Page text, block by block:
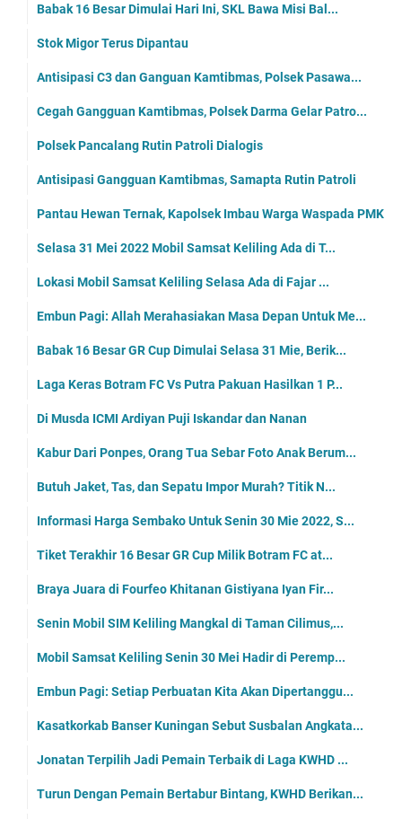
Babak 16 Besar Dimulai Hari Ini, SKL Bawa Misi Bal...
Stok Migor Terus Dipantau
Antisipasi C3 dan Ganguan Kamtibmas, Polsek Pasawa...
Cegah Gangguan Kamtibmas, Polsek Darma Gelar Patro...
Polsek Pancalang Rutin Patroli Dialogis
Antisipasi Gangguan Kamtibmas, Samapta Rutin Patroli
Pantau Hewan Ternak, Kapolsek Imbau Warga Waspada PMK
Selasa 31 Mei 2022 Mobil Samsat Keliling Ada di T...
Lokasi Mobil Samsat Keliling Selasa Ada di Fajar ...
Embun Pagi: Allah Merahasiakan Masa Depan Untuk Me...
Babak 16 Besar GR Cup Dimulai Selasa 31 Mie, Berik...
Laga Keras Botram FC Vs Putra Pakuan Hasilkan 1 P...
Di Musda ICMI Ardiyan Puji Iskandar dan Nanan
Kabur Dari Ponpes, Orang Tua Sebar Foto Anak Berum...
Butuh Jaket, Tas, dan Sepatu Impor Murah? Titik N...
Informasi Harga Sembako Untuk Senin 30 Mie 2022, S...
Tiket Terakhir 16 Besar GR Cup Milik Botram FC at...
Braya Juara di Fourfeo Khitanan Gistiyana Iyan Fir...
Senin Mobil SIM Keliling Mangkal di Taman Cilimus,...
Mobil Samsat Keliling Senin 30 Mei Hadir di Peremp...
Embun Pagi: Setiap Perbuatan Kita Akan Dipertanggu...
Kasatkorkab Banser Kuningan Sebut Susbalan Angkata...
Jonatan Terpilih Jadi Pemain Terbaik di Laga KWHD ...
Turun Dengan Pemain Bertabur Bintang, KWHD Berikan...